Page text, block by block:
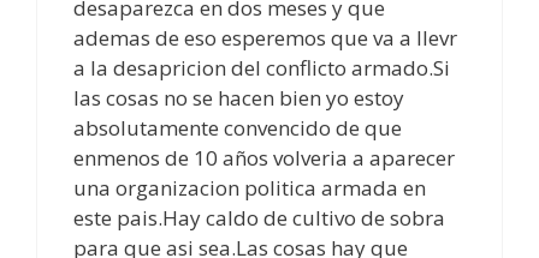
desaparezca en dos meses y que
ademas de eso esperemos que va a llevr
a la desapricion del conflicto armado.Si
las cosas no se hacen bien yo estoy
absolutamente convencido de que
enmenos de 10 años volveria a aparecer
una organizacion politica armada en
este pais.Hay caldo de cultivo de sobra
para que asi sea.Las cosas hay que